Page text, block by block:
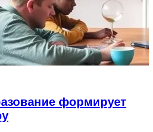
формирует